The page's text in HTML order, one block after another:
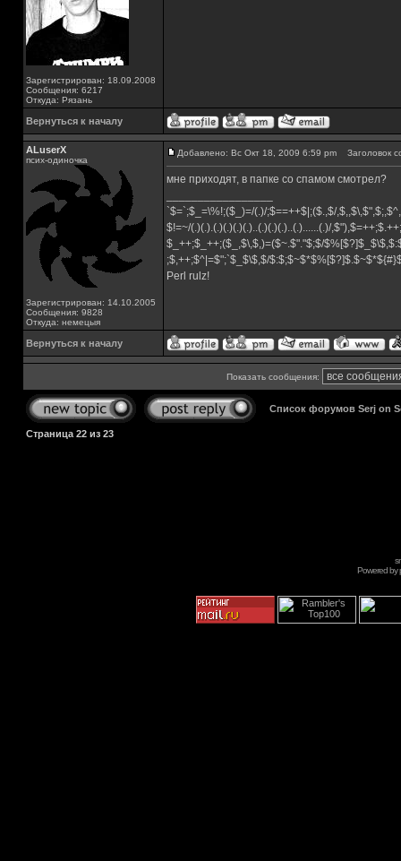
Зарегистрирован: 18.09.2008
Сообщения: 6217
Откуда: Рязань
Вернуться к началу
ALuserX
псих-одиночка
Зарегистрирован: 14.10.2005
Сообщения: 9828
Откуда: немецыя
Добавлено: Вс Окт 18, 2009 6:59 pm Заголовок
мне приходят, в папке со спамом смотрел?
`$=`;$_=\%!;($_)=/(.)/;$==++$|;($.,$/
$!=~/(.)(.).(.)(.)(.)(.)..(.)(.)(.)..(.)......(.)/
$_++;$_++;($_,$\,$,)=($~.$"."$;$/
;$,++;$^|=$";`$_$\$,$/
Perl rulz!
Вернуться к началу
Показать сообщения:
Список форумов Serj on
Страница 22 из 23
Powered by